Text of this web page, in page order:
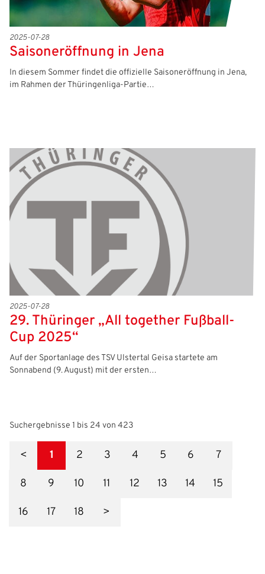
2025-07-28
Saisoneröffnung in Jena
In diesem Sommer findet die offizielle Saisoneröffnung in Jena,
im Rahmen der Thüringenliga-Partie…
2025-07-28
29. Thüringer „All together Fußball-
Cup 2025“
Auf der Sportanlage des TSV Ulstertal Geisa startete am
Sonnabend (9. August) mit der ersten…
Suchergebnisse 1 bis 24 von 423
< 1 2 3 4 5 6 7
8 9 10 11 12 13 14 15
16 17 18 >